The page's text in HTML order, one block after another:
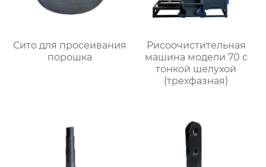
Сито для просеивания
порошка
Рисоочистительная
машина модели 70 с
тонкой шелухой
(трехфазная)